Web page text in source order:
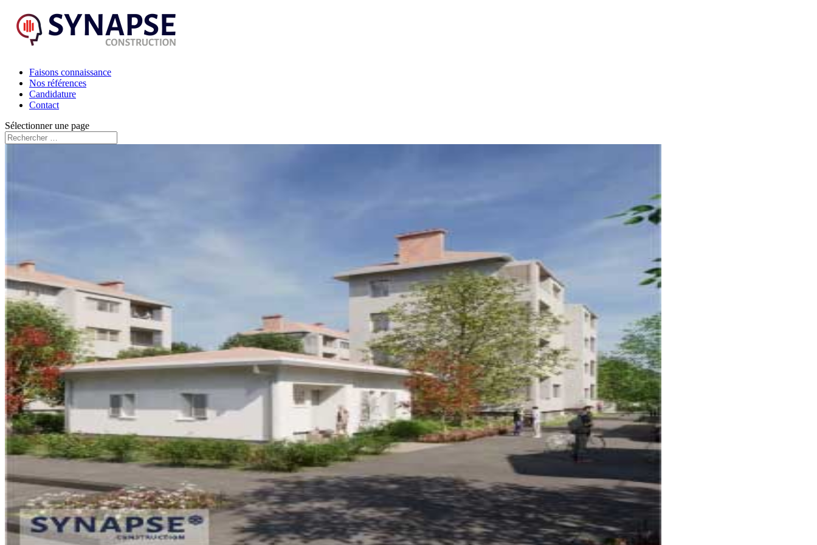
Faisons connaissance
Nos références
Candidature
Contact
Sélectionner une page